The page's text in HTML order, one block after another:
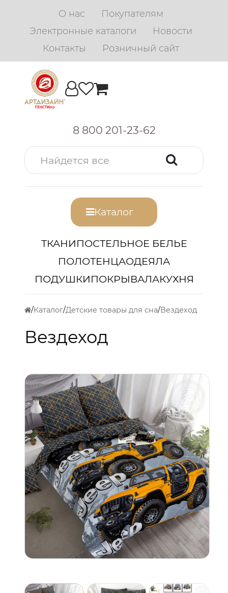
О нас
Покупателям
Электронные каталоги
Новости
Контакты
Розничный сайт
8 800 201-23-62
Каталог
ТКАНИПОСТЕЛЬНОЕ БЕЛЬЕ
ПОЛОТЕНЦАОДЕЯЛА
ПОДУШКИПОКРЫВАЛАКУХНЯ
Каталог Детские товары для сна Вездеход
Вездеход